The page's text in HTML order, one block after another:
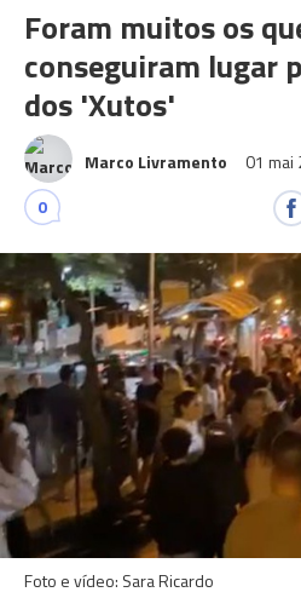
Foram muitos os
conseguiram lugar
dos 'Xutos'
Marco Livramento 01 mai
0
Foto e vídeo: Sara Ricardo